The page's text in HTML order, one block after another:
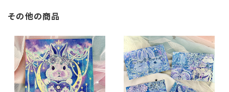
その他の商品